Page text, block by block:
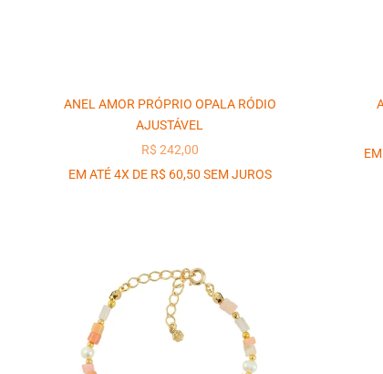
ANEL AMOR PRÓPRIO OPALA RÓDIO
AJUSTÁVEL
PREÇO PROMOCIONAL
R$ 242,00
EM ATÉ 4X DE R$ 60,50 SEM JUROS